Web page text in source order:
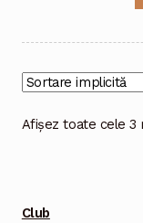
Afișez toate cele 3
Club